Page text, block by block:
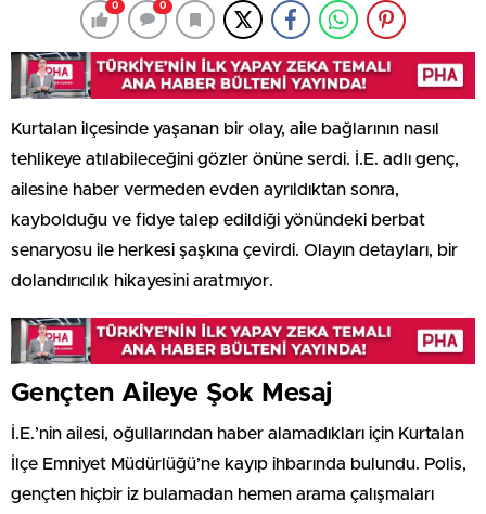
0 0
Kurtalan ilçesinde yaşanan bir olay, aile bağlarının nasıl
tehlikeye atılabileceğini gözler önüne serdi. İ.E. adlı genç,
ailesine haber vermeden evden ayrıldıktan sonra,
kaybolduğu ve fidye talep edildiği yönündeki berbat
senaryosu ile herkesi şaşkına çevirdi. Olayın detayları, bir
dolandırıcılık hikayesini aratmıyor.
Gençten Aileye Şok Mesaj
İ.E.’nin ailesi, oğullarından haber alamadıkları için Kurtalan
İlçe Emniyet Müdürlüğü’ne kayıp ihbarında bulundu. Polis,
gençten hiçbir iz bulamadan hemen arama çalışmaları